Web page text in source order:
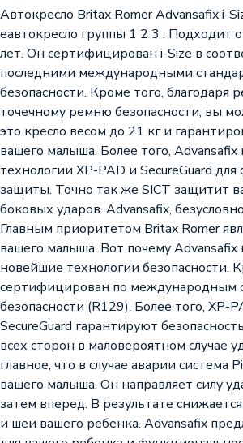
Автокресло Britax Romer Advansafix i-
еавтокресло группы 1 2 3 . Подходит
лет. Он сертифицирован i-Size в
последними международными
безопасности. Кроме того, благодаря
точечному ремню безопасности, вы
это кресло весом до 21 кг и
вашего малыша. Более того, Advansafix
технологии XP-PAD и SecureGuard
защиты. Точно так же SICT защитит
боковых ударов. Advansafix,
Главным приоритетом Britax Romer
вашего малыша. Вот почему Advansafix
новейшие технологии безопасности.
сертифицирован по международным
безопасности (R129). Более того, XP-
SecureGuard гарантируют
всех сторон в маловероятном случае
главное, что в случае аварии система
вашего малыша. Он направляет силу
затем вперед. В результате
и шеи вашего ребенка. Advansafix